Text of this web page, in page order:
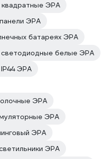
ЭРА
ЭРА
батареях ЭРА
светодиодные белые ЭРА
ЭРА
ЭРА
ЭРА
ЭРА
ЭРА